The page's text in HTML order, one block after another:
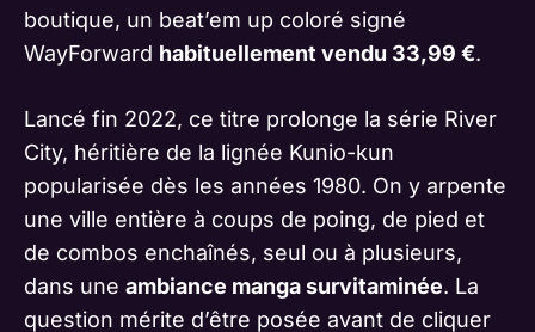
boutique, un beat’em up coloré signé
WayForward habituellement vendu 33,99 €.
Lancé fin 2022, ce titre prolonge la série River
City, héritière de la lignée Kunio-kun
popularisée dès les années 1980. On y arpente
une ville entière à coups de poing, de pied et
de combos enchaînés, seul ou à plusieurs,
dans une ambiance manga survitaminée. La
question mérite d’être posée avant de cliquer